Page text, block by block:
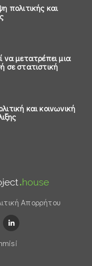
πολιτικής και
μετατρέπει μια
σε στατιστική
και κοινωνική
Απορρήτου